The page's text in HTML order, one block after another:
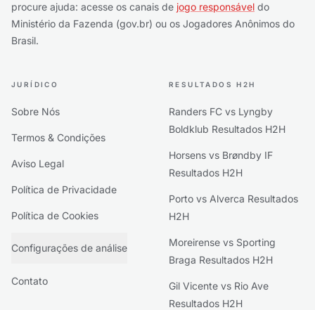
procure ajuda: acesse os canais de jogo responsável do
Ministério da Fazenda (gov.br) ou os Jogadores Anônimos do
Brasil.
JURÍDICO
Sobre Nós
Termos & Condições
Aviso Legal
Política de Privacidade
Política de Cookies
Configurações de análise
Contato
RESULTADOS H2H
Randers FC vs Lyngby
Boldklub Resultados H2H
Horsens vs Brøndby IF
Resultados H2H
Porto vs Alverca Resultados
H2H
Moreirense vs Sporting
Braga Resultados H2H
Gil Vicente vs Rio Ave
Resultados H2H